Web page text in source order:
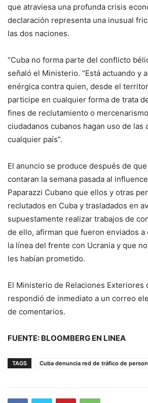
que atraviesa una profunda crisis
declaración representa una inusual
las dos naciones.
“Cuba no forma parte del conflicto
señaló el Ministerio. “Está actuando y
enérgica contra quien, desde el
participe en cualquier forma de trata
fines de reclutamiento o
ciudadanos cubanos hagan uso de las
cualquier país”.
El anuncio se produce después de
contaran la semana pasada al
Paparazzi Cubano que ellos y otras
reclutados en Cuba y trasladados en
supuestamente realizar trabajos de
de ello, afirman que fueron enviados a
la línea del frente con Ucrania y que
les habían prometido.
El Ministerio de Relaciones Exteriores
respondió de inmediato a un correo
de comentarios.
FUENTE: BLOOMBERG EN LINEA
TAGS Cuba denuncia red de tráfico de